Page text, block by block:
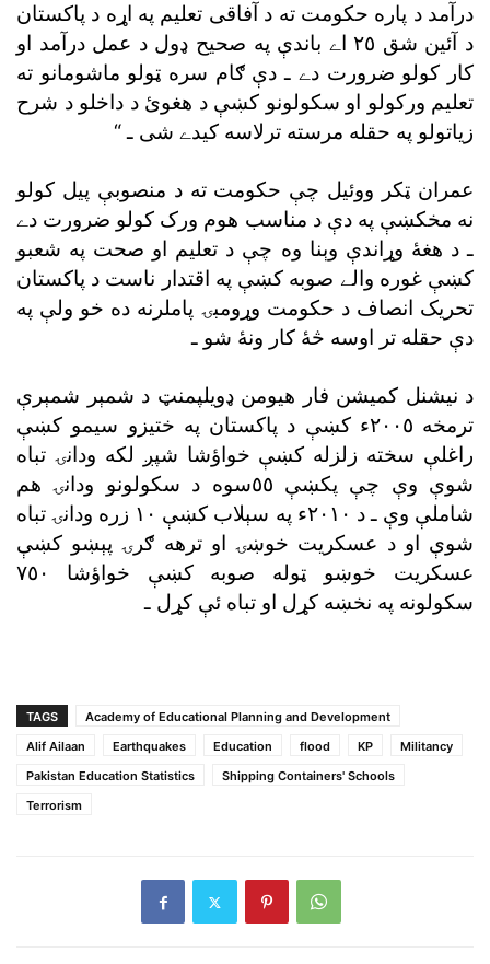
درآمد د پاره حکومت ته د آفاقى تعليم په اړه د پاکستان
د آئين شق ٢٥ اے باندې په صحيح ډول د عمل درآمد او
کار کولو ضرورت دے ـ دې ګام سره ټولو ماشومانو ته
تعليم ورکولو او سکولونو کښې د هغوئ د داخلو د شرح
زياتولو په حقله مرسته ترلاسه کيدے شى ـ “
عمران ټکر ووئيل چې حکومت ته د منصوبې پيل کولو
نه مخکښې په دې د مناسب هوم ورک کولو ضرورت دے
ـ د هغۀ وړاندې وېنا وه چې د تعليم او صحت په شعبو
کښې غوره والے صوبه کښې په اقتدار ناست د پاکستان
تحريک انصاف د حکومت وړومبۍ پاملرنه ده خو ولې په
دې حقله تر اوسه څۀ کار ونۀ شو ـ
د نيشنل کميشن فار هيومن ډويلپمنټ د شمېر شمېرې
ترمخه ٢٠٠٥ء کښې د پاکستان په ختيزو سيمو کښې
راغلې سخته زلزله کښې خواؤشا شپږ لکه ودانۍ تباه
شوې وې چې پکښې ٥٥سوه د سکولونو ودانۍ هم
شاملې وې ـ د ٢٠١٠ء په سېلاب کښې ١٠ زره ودانۍ تباه
شوې او د عسکريت خوښۍ او ترهه ګرۍ پېښو کښې
عسکريت خوښو ټوله صوبه کښې خواؤشا ٧٥٠
سکولونه په نخښه کړل او تباه ئې کړل ـ
TAGS
Academy of Educational Planning and Development
Alif Ailaan
Earthquakes Education flood KP
Militancy
Pakistan Education Statistics
Shipping Containers' Schools
Terrorism